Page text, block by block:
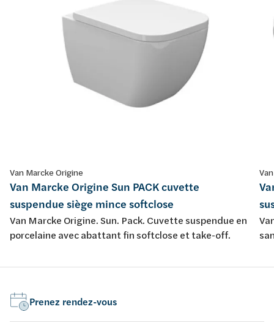
Van Marcke Origine
Van Marcke Origine Sun PACK cuvette
suspendue siège mince softclose
Van Marcke Origine. Sun. Pack. Cuvette suspendue en
porcelaine avec abattant fin softclose et take-off.
Prenez rendez-vous